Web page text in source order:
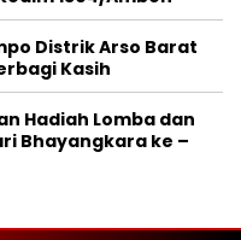
Distrik Arso Barat
Kasih
Hadiah Lomba dan
Bhayangkara ke –